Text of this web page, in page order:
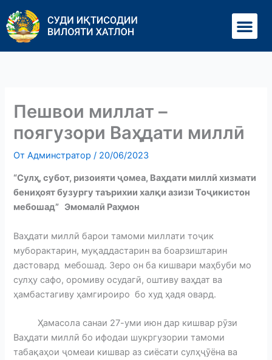
содержимому
Пешвои миллат –
поягузори Ваҳдати миллӣ
ОтАдминстратор/ 20/06/2023
“Сулҳ, субот, ризоияти ҷомеа, Ваҳдати миллӣ хизмати
бениҳоят бузургу таърихии халқи азизи Тоҷикистон
мебошад” Эмомалӣ Раҳмон
Ваҳдати миллӣ барои тамоми миллати тоҷик
муборактарин, муқаддастарин ва боарзиштарин
дастовард мебошад. Зеро он ба кишвари маҳбуби мо
сулҳу сафо, оромиву осудагӣ, оштиву ваҳдат ва
ҳамбастагиву ҳамгироиро бо худ ҳадя овард.
Ҳамасола санаи 27-уми июн дар кишвар рӯзи
Ваҳдати миллӣ бо ифодаи шукргузории тамоми
табақаҳои ҷомеаи кишвар аз сиёсати сулҳҷӯёна ва